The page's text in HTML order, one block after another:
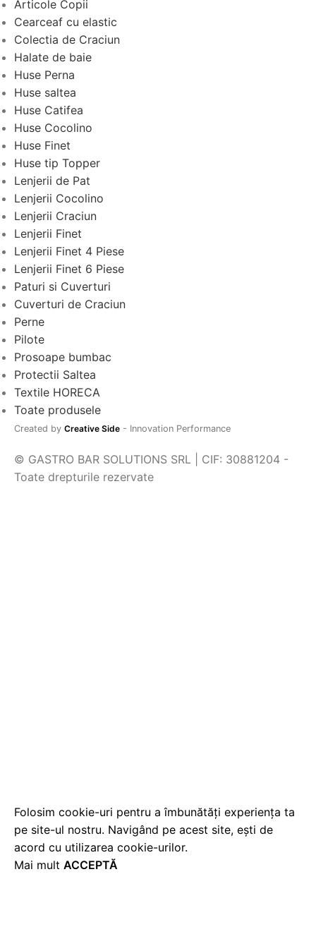
Articole Copii
Cearceaf cu elastic
Colectia de Craciun
Halate de baie
Huse Perna
Huse saltea
Huse Catifea
Huse Cocolino
Huse Finet
Huse tip Topper
Lenjerii de Pat
Lenjerii Cocolino
Lenjerii Craciun
Lenjerii Finet
Lenjerii Finet 4 Piese
Lenjerii Finet 6 Piese
Paturi si Cuverturi
Cuverturi de Craciun
Perne
Pilote
Prosoape bumbac
Protectii Saltea
Textile HORECA
Toate produsele
Created by Creative Side - Innovation Performance
© GASTRO BAR SOLUTIONS SRL | CIF: 30881204 -
Toate drepturile rezervate
Folosim cookie-uri pentru a îmbunătăți experiența ta
pe site-ul nostru. Navigând pe acest site, ești de
acord cu utilizarea cookie-urilor.
Mai mult ACCEPTĂ